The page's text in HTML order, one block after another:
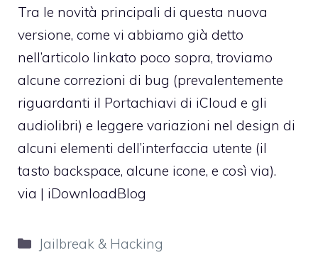
Tra le novità principali di questa nuova
versione, come vi abbiamo già detto
nell’articolo linkato poco sopra, troviamo
alcune correzioni di bug (prevalentemente
riguardanti il Portachiavi di iCloud e gli
audiolibri) e leggere variazioni nel design di
alcuni elementi dell’interfaccia utente (il
tasto backspace, alcune icone, e così via).
via | iDownloadBlog
Categorie
Jailbreak & Hacking